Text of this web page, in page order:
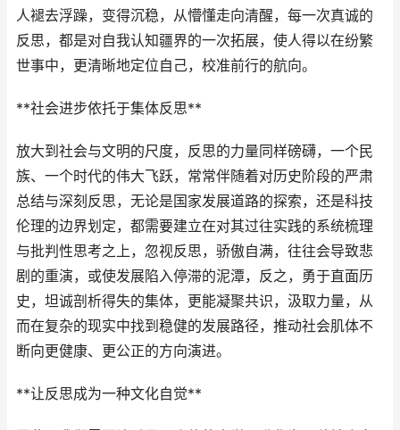
人褪去浮躁，变得沉稳，从懵懂走向清醒，每一次真诚的
反思，都是对自我认知疆界的一次拓展，使人得以在纷繁
世事中，更清晰地定位自己，校准前行的航向。
**社会进步依托于集体反思**
放大到社会与文明的尺度，反思的力量同样磅礴，一个民
族、一个时代的伟大飞跃，常常伴随着对历史阶段的严肃
总结与深刻反思，无论是国家发展道路的探索，还是科技
伦理的边界划定，都需要建立在对其过往实践的系统梳理
与批判性思考之上，忽视反思，骄傲自满，往往会导致悲
剧的重演，或使发展陷入停滞的泥潭，反之，勇于直面历
史，坦诚剖析得失的集体，更能凝聚共识，汲取力量，从
而在复杂的现实中找到稳健的发展路径，推动社会肌体不
断向更健康、更公正的方向演进。
**让反思成为一种文化自觉**